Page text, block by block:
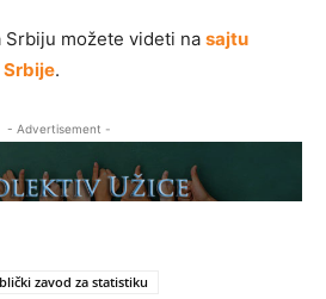
Srbiju možete videti na sajtu
.
- Advertisement -
zavod za statistiku